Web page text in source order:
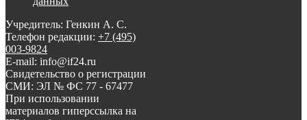
Учредитель: Генкин А. С.
Телефон редакции: +7 (495)
003-9824
E-mail: info@if24.ru
Свидетельство о регистрации
СМИ: ЭЛ № ФС 77 - 67477
При использовании
материалов гиперссылка на